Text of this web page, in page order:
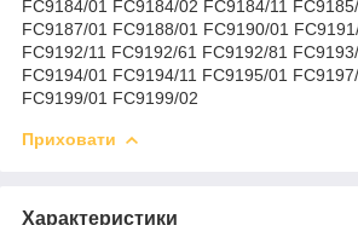
FC9184/01 FC9184/02 FC9184/11
FC9187/01 FC9188/01 FC9190/01
FC9192/11 FC9192/61 FC9192/81
FC9194/01 FC9194/11 FC9195/01
FC9199/01 FC9199/02
Приховати
Характеристики